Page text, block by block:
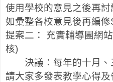
使用學校的意見之後再
如彙整各校意見後再編修
提案二：
充實輔導團網
核)
決議：每年的十月、
請大家多發表教學心得